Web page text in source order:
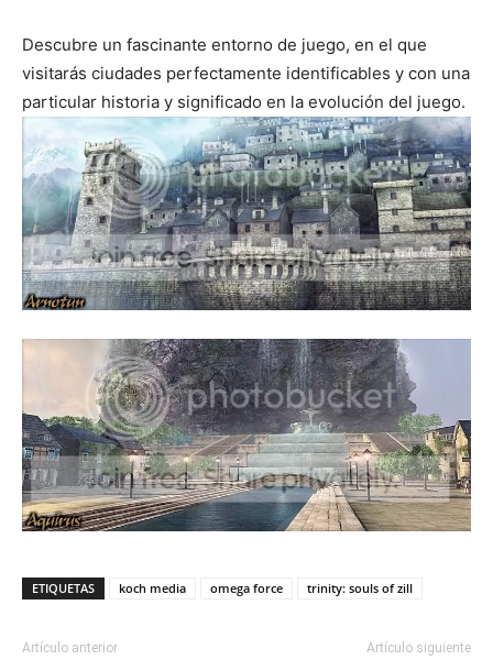
Descubre un fascinante entorno de juego, en el que
visitarás ciudades perfectamente identificables y con una
particular historia y significado en la evolución del juego.
ETIQUETAS koch media omega force trinity: souls of zill
Artículo anterior Artículo siguiente